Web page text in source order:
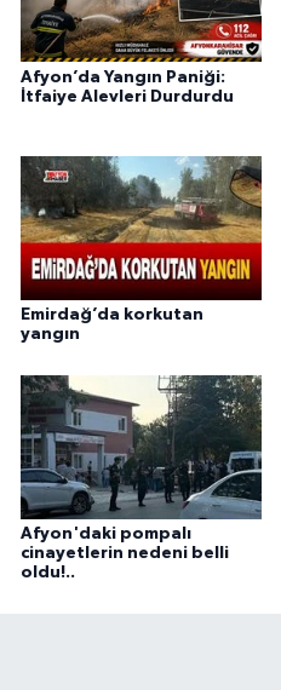
Afyon’da Yangın Paniği:
İtfaiye Alevleri Durdurdu
Emirdağ’da korkutan
yangın
Afyon'daki pompalı
cinayetlerin nedeni belli
oldu!..